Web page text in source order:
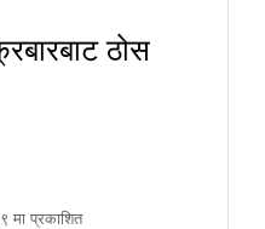
ठोस
प्रकाशित